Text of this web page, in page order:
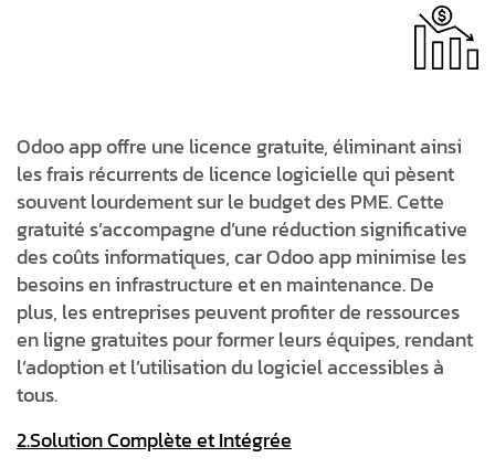
Odoo app offre une licence gratuite, éliminant ainsi
les frais récurrents de licence logicielle qui pèsent
souvent lourdement sur le budget des PME. Cette
gratuité s’accompagne d’une réduction significative
des coûts informatiques, car Odoo app minimise les
besoins en infrastructure et en maintenance. De
plus, les entreprises peuvent profiter de ressources
en ligne gratuites pour former leurs équipes, rendant
l’adoption et l’utilisation du logiciel accessibles à
tous.
2.Solution Complète et Intégrée